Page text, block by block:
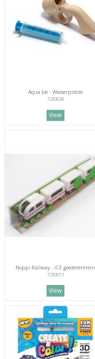
Aqua Joe - Wasserpistole
7250028
View
Noppi Railway - ICE goederentrein
7250011
View